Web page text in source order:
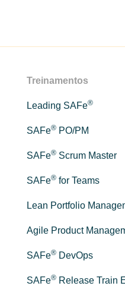
Treinamentos
Leading SAFe®
SAFe® PO/PM
SAFe® Scrum Master
SAFe® for Teams
Lean Portfolio
Agile Product
SAFe® DevOps
SAFe® Release Train